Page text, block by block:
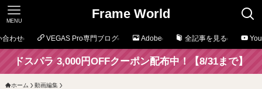
Frame World
MENU
わせ VEGAS Pro専門ブログ Adobe 全記事を見る
ドスパラ 3,000円OFFクーポン配布中！【8/31まで】
ホーム 動画編集